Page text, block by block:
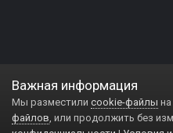
Важная информация
Мы разместили cookie-файлы
файлов, или продолжить без